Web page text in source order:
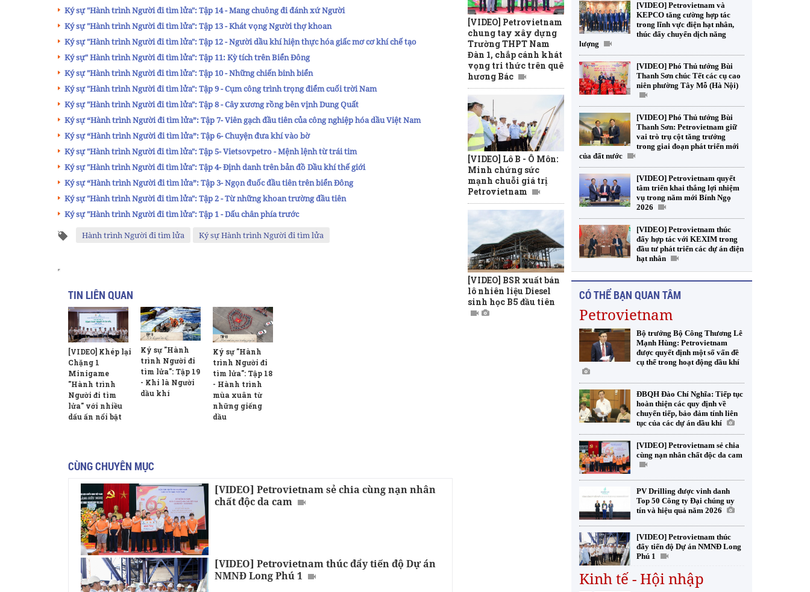
Ký sự "Hành trình Người đi tìm lửa": Tập 14 - Mang chuông đi đánh xứ Người
Ký sự "Hành trình Người đi tìm lửa": Tập 13 - Khát vọng Người thợ khoan
Ký sự "Hành trình Người đi tìm lửa": Tập 12 - Người dầu khí hiện thực hóa giấc mơ cơ khí chế tạo
Ký sự" Hành trình Người đi tìm lửa": Tập 11: Kỳ tích trên Biển Đông
Ký sự "Hành trình Người đi tìm lửa": Tập 10 - Những chiến binh biển
Ký sự "Hành trình Người đi tìm lửa": Tập 9 - Cụm công trình trọng điểm cuối trời Nam
Ký sự "Hành trình Người đi tìm lửa": Tập 8 - Cây xương rồng bên vịnh Dung Quất
Ký sự “Hành trình Người đi tìm lửa”: Tập 7- Viên gạch đầu tiên của công nghiệp hóa dầu Việt Nam
Ký sự “Hành trình Người đi tìm lửa”: Tập 6- Chuyện đưa khí vào bờ
Ký sự "Hành trình Người đi tìm lửa": Tập 5- Vietsovpetro - Mệnh lệnh từ trái tim
Ký sự "Hành trình Người đi tìm lửa": Tập 4- Định danh trên bản đồ Dầu khí thế giới
Ký sự “Hành trình Người đi tìm lửa”: Tập 3- Ngọn đuốc đầu tiên trên biển Đông
Ký sự "Hành trình Người đi tìm lửa": Tập 2 - Từ những khoan trường đầu tiên
Ký sự "Hành trình Người đi tìm lửa": Tập 1 - Dấu chân phía trước
Hành trình Người đi tìm lửa
Ký sự Hành trình Người đi tìm lửa
TIN LIÊN QUAN
[VIDEO] Khép lại
Chặng 1
Minigame
"Hành trình
Người đi tìm
lửa" với nhiều
dấu ấn nổi bật
Ký sự "Hành
trình Người đi
tìm lửa": Tập 19
- Khi là Người
dầu khí
Ký sự "Hành
trình Người đi
tìm lửa": Tập 18
- Hành trình
mùa xuân từ
những giếng
dầu
CÙNG CHUYÊN MỤC
[VIDEO] Petrovietnam sẻ chia cùng nạn nhân
chất độc da cam
[VIDEO] Petrovietnam thúc đẩy tiến độ Dự án
NMNĐ Long Phú 1
[VIDEO] Petrovietnam
chung tay xây dựng
Trường THPT Nam
Đàn 1, chắp cánh khát
vọng tri thức trên quê
hương Bác
[VIDEO] Lô B - Ô Môn:
Minh chứng sức
mạnh chuỗi giá trị
Petrovietnam
[VIDEO] BSR xuất bán
lô nhiên liệu Diesel
sinh học B5 đầu tiên
[VIDEO] Petrovietnam và
KEPCO tăng cường hợp tác
trong lĩnh vực điện hạt nhân,
thúc đẩy chuyển dịch năng
lượng
[VIDEO] Phó Thủ tướng Bùi
Thanh Sơn chúc Tết các cụ cao
niên phường Tây Mỗ (Hà Nội)
[VIDEO] Phó Thủ tướng Bùi
Thanh Sơn: Petrovietnam giữ
vai trò trụ cột tăng trưởng
trong giai đoạn phát triển mới
của đất nước
[VIDEO] Petrovietnam quyết
tâm triển khai thắng lợi nhiệm
vụ trong năm mới Bính Ngọ
2026
[VIDEO] Petrovietnam thúc
đẩy hợp tác với KEXIM trong
đầu tư phát triển các dự án điện
hạt nhân
CÓ THỂ BẠN QUAN TÂM
Petrovietnam
Bộ trưởng Bộ Công Thương Lê
Mạnh Hùng: Petrovietnam
được quyết định một số vấn đề
cụ thể trong hoạt động dầu khí
ĐBQH Đào Chí Nghĩa: Tiếp tục
hoàn thiện các quy định về
chuyển tiếp, bảo đảm tính liên
tục của các dự án dầu khí
[VIDEO] Petrovietnam sẻ chia
cùng nạn nhân chất độc da cam
PV Drilling được vinh danh
Top 50 Công ty Đại chúng uy
tín và hiệu quả năm 2026
[VIDEO] Petrovietnam thúc
đẩy tiến độ Dự án NMNĐ Long
Phú 1
Kinh tế - Hội nhập